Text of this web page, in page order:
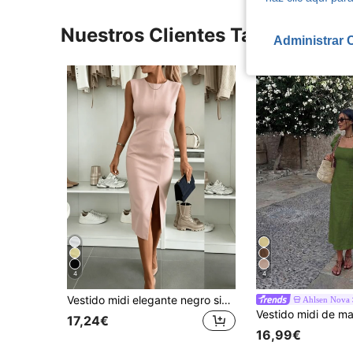
Nuestros Clientes También
4
Vestido midi elegante negro sin mangas con abertura para mujer - Vestido formal de negocios, fiesta, boda, invitada, primavera/verano
17,24€
4
Ahlsen Nova
16,99€
Administrar